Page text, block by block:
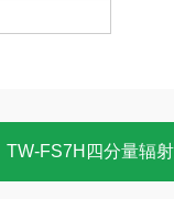
TW-FS7H四分量辐